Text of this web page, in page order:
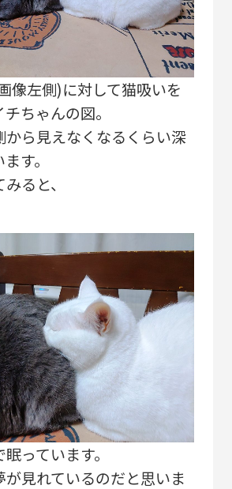
像左側)に対して猫吸いを
ちゃんの図。
から見えなくなるくらい深
す。
ると、
っています。
が見れているのだと思いま